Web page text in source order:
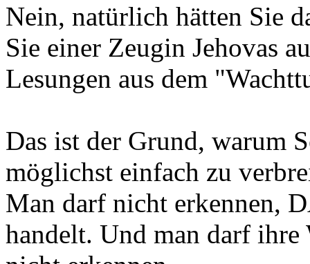
Nein, natürlich hätten Sie
Sie einer Zeugin Jehovas
Lesungen aus dem
Das ist der Grund, warum
möglichst einfach zu
Man darf nicht erkennen,
handelt. Und man darf